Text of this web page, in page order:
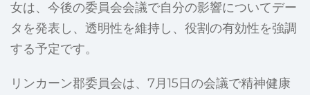
女は、今後の委員会会議で自分の影響についてデー
タを発表し、透明性を維持し、役割の有効性を強調
する予定です。
リンカーン郡委員会は、7月15日の会議で精神健康